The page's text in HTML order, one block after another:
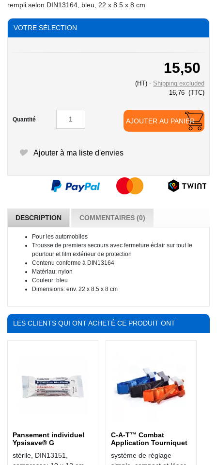
rempli selon DIN13164, bleu, 22 x 8.5 x 8 cm
VOTRE SÉLECTION
15,50
(HT)
Shipping excluded
16,76 (TTC)
Quantité AJOUTER AU PANIER
Ajouter à ma liste d'envies
DESCRIPTION COMMENTAIRES (0)
Pour les automobiles
Trousse de premiers secours avec fermeture éclair sur tout le
pourtour et film extérieur de protection
Contenu conforme à DIN13164
Matériau: nylon
Couleur: bleu
Dimensions: env. 22 x 8.5 x 8 cm
LES CLIENTS QUI ONT ACHETÉ CE PRODUIT ONT
Pansement individuel
Ypsisave® G
stérile, DIN13151,
C-A-T™ Combat
Application Tourniquet
système de réglage